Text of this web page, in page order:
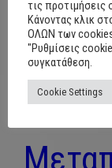
June 30, 2022
τις προτιμήσεις
Κάνοντας κλικ
ΟΛΩΝ των
"Ρυθμίσεις
συγκατάθεση.
Cookie Settings